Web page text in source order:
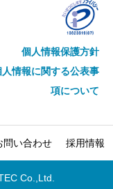
個人情報保護方針
人情報に関する公表事
項について
問い合わせ 採用情報
Co.,Ltd.